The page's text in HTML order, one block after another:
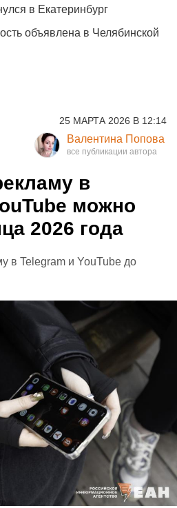
в Екатеринбург
объявлена в Челябинской
25 МАРТА 2026 В 12:14
Валентина Попова
в
можно
2026 года
в Telegram и YouTube до